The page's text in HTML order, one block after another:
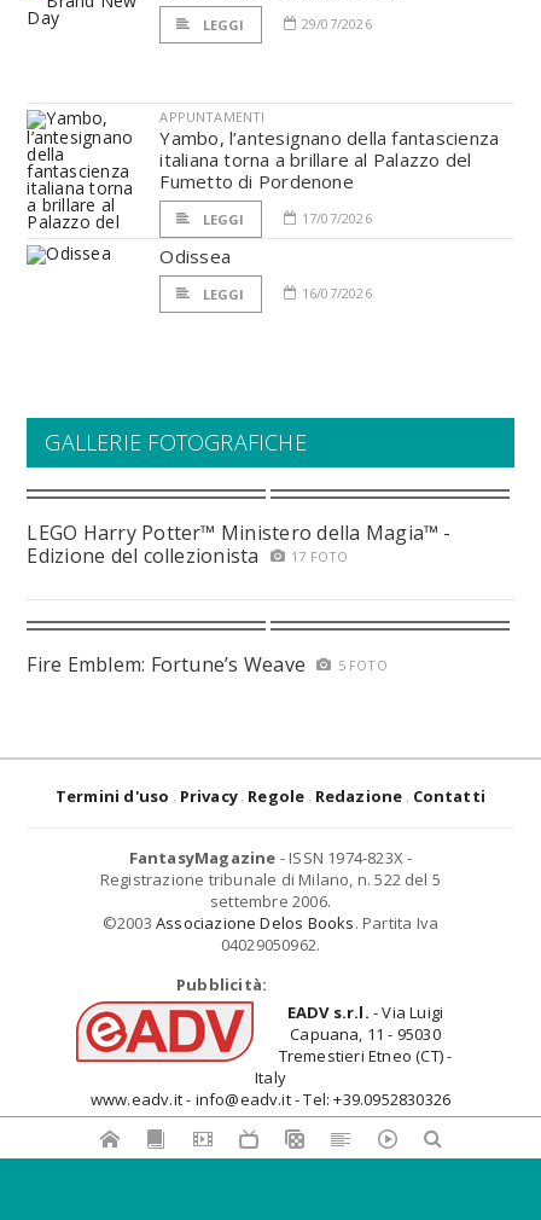
LEGGI 29/07/2026
APPUNTAMENTI
Yambo, l’antesignano della fantascienza
italiana torna a brillare al Palazzo del
Fumetto di Pordenone
LEGGI 17/07/2026
Odissea
LEGGI 16/07/2026
GALLERIE FOTOGRAFICHE
LEGO Harry Potter™ Ministero della Magia™ -
Edizione del collezionista
17 FOTO
Fire Emblem: Fortune’s Weave 5 FOTO
Termini d'uso Privacy Regole Redazione Contatti
FantasyMagazine - ISSN 1974-823X -
Registrazione tribunale di Milano, n. 522 del 5
settembre 2006.
©2003 Associazione Delos Books. Partita Iva
04029050962.
Pubblicità:
EADV s.r.l. - Via Luigi
Capuana, 11 - 95030
Tremestieri Etneo (CT) -
Italy
www.eadv.it - info@eadv.it - Tel: +39.0952830326